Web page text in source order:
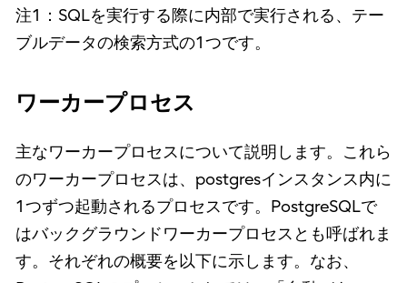
注1：SQLを実行する際に内部で実行される、テー
ブルデータの検索方式の1つです。
ワーカープロセス
主なワーカープロセスについて説明します。これら
のワーカープロセスは、postgresインスタンス内に
1つずつ起動されるプロセスです。PostgreSQLで
はバックグラウンドワーカープロセスとも呼ばれま
す。それぞれの概要を以下に示します。なお、